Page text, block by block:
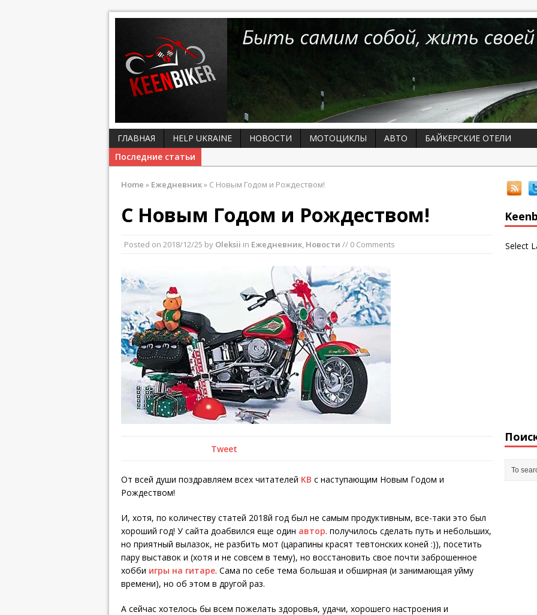
ГЛАВНАЯ HELP UKRAINE НОВОСТИ МОТОЦИКЛЫ АВТО
БАЙКЕРСКИЕ ОТЕЛИ
Последние статьи
Home » Ежедневник» С Новым Годом и Рождеством!
С Новым Годом и Рождеством!
Posted on 2018/12/25 by Oleksii in Ежедневник, Новости // 0 Comments
Tweet
От всей души поздравляем всех читателей KB с наступающим Новым Годом и
Рождеством!
И, хотя, по количеству статей 2018й год был не самым продуктивным, все-таки это был
хороший год! У сайта доабвился еще один автор. получилось сделать путь и небольших,
но приятный вылазок, не разбить мот (царапины красят тевтонских коней :)), посетить
пару выставок и (хотя и не совсем в тему), но восстановить свое почти заброшенное
хобби игры на гитаре. Сама по себе тема большая и обширная (и занимающая уйму
времени), но об этом в другой раз.
А сейчас хотелось бы всем пожелать здоровья, удачи, хорошего настроения и
Select